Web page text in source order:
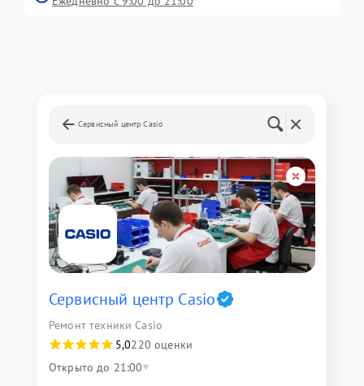
Сервисный центр Casio
Сервисный центр Casio
Ремонт техники Casio
5,0220 оценки
Открыто до 21:00